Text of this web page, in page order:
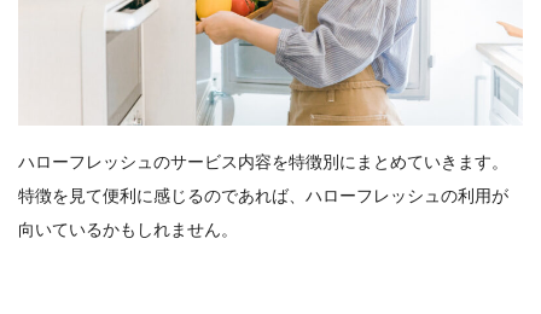
ハローフレッシュのサービス内容を特徴別にまとめていきます。
特徴を見て便利に感じるのであれば、ハローフレッシュの利用が
向いているかもしれません。